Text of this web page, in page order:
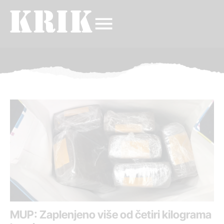
MUP: Zaplenjeno više od četiri kilograma